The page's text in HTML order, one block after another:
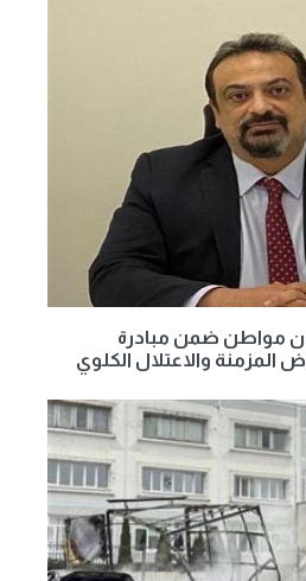
22.6 مليون مواطن ضمن مبادرة
المزمنة والاعتلال الكلوي